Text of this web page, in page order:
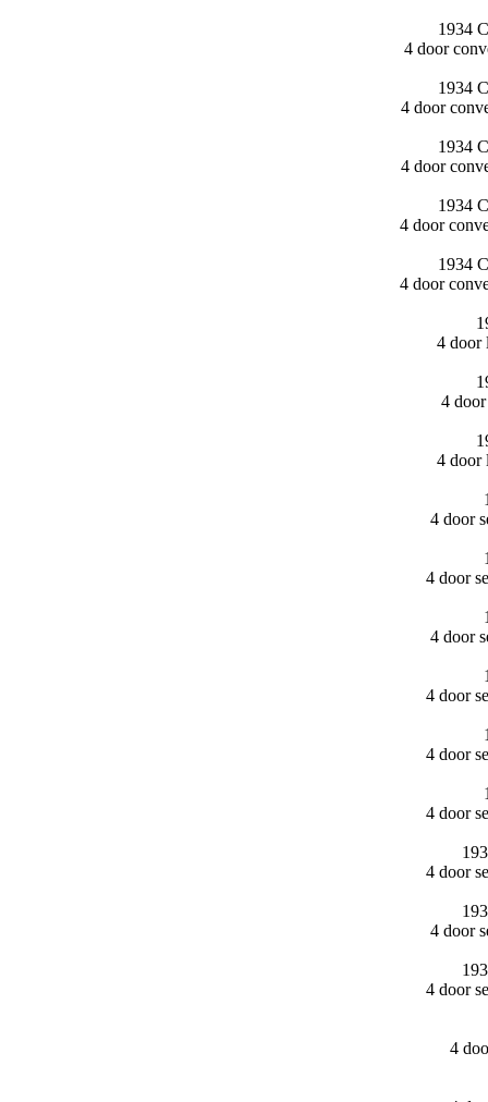
1934
4 door
1934
4 door
1934
4 door
1934
4 door
1934
4 door
4 door
4
4 door
4 door
4 door
4 door
4 door
4 door
4 door
4 door
4 door
4 door
4